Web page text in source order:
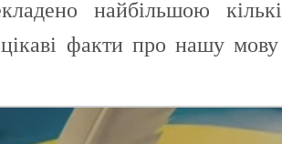
найбільшою
факти про нашу мову